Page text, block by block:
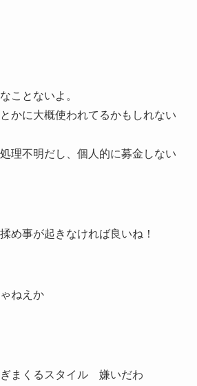
ことないよ。
かに大概使われてるかもしれない
理不明だし、個人的に募金しない
め事が起きなければ良いね！
ねえか
まくるスタイル 嫌いだわ